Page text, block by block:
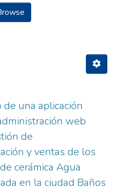
de una aplicación
web
de
y ventas de los
cerámica Agua
en la ciudad Baños